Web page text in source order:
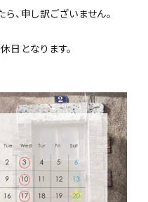
、申し訳ございません。
日となります。